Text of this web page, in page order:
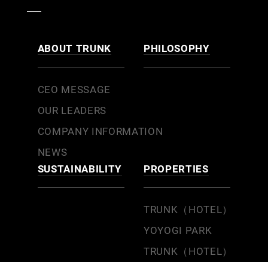
ABOUT TRUNK
CEO MESSAGE
OUR LEADERS
COMPANY INFORMATION
NEWS
PHILOSOPHY
SUSTAINABILITY PROPERTIES
TRUNK（HOTEL）
YOYOGI PARK
TRUNK（HOTEL）